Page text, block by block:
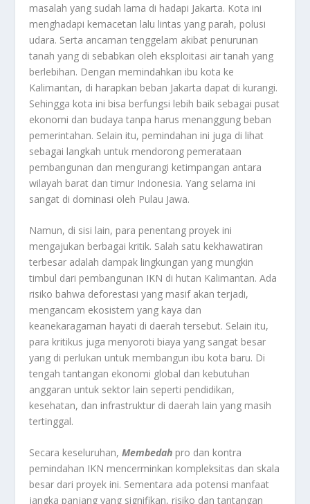
masalah yang sudah lama di hadapi Jakarta. Kota ini
menghadapi kemacetan lalu lintas yang parah, polusi
udara. Serta ancaman tenggelam akibat penurunan
tanah yang di sebabkan oleh eksploitasi air tanah yang
berlebihan. Dengan memindahkan ibu kota ke
Kalimantan, di harapkan beban Jakarta dapat di kurangi.
Sehingga kota ini bisa berfungsi lebih baik sebagai pusat
ekonomi dan budaya tanpa harus menanggung beban
pemerintahan. Selain itu, pemindahan ini juga di lihat
sebagai langkah untuk mendorong pemerataan
pembangunan dan mengurangi ketimpangan antara
wilayah barat dan timur Indonesia. Yang selama ini
sangat di dominasi oleh Pulau Jawa.
Namun, di sisi lain, para penentang proyek ini
mengajukan berbagai kritik. Salah satu kekhawatiran
terbesar adalah dampak lingkungan yang mungkin
timbul dari pembangunan IKN di hutan Kalimantan. Ada
risiko bahwa deforestasi yang masif akan terjadi,
mengancam ekosistem yang kaya dan
keanekaragaman hayati di daerah tersebut. Selain itu,
para kritikus juga menyoroti biaya yang sangat besar
yang di perlukan untuk membangun ibu kota baru. Di
tengah tantangan ekonomi global dan kebutuhan
anggaran untuk sektor lain seperti pendidikan,
kesehatan, dan infrastruktur di daerah lain yang masih
tertinggal.
Secara keseluruhan,Membedah pro dan kontra
pemindahan IKN mencerminkan kompleksitas dan skala
besar dari proyek ini. Sementara ada potensi manfaat
jangka panjang yang signifikan, risiko dan tantangan